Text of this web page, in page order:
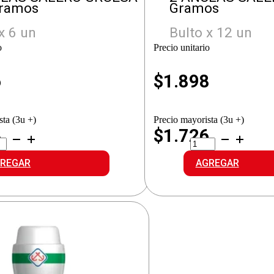
6 un
(3u +)
Gramos
Bulto x 12 un
Precio unitario
$1.898
Precio mayorista (3u +)
$1.726
2
ANCLAS
SALERO
FINA
AGREGAR